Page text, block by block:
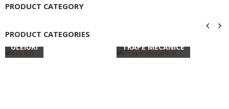
PRODUCT CATEGORY
PRODUCT CATEGORIES
ULEIURI TRAPE MECANICE